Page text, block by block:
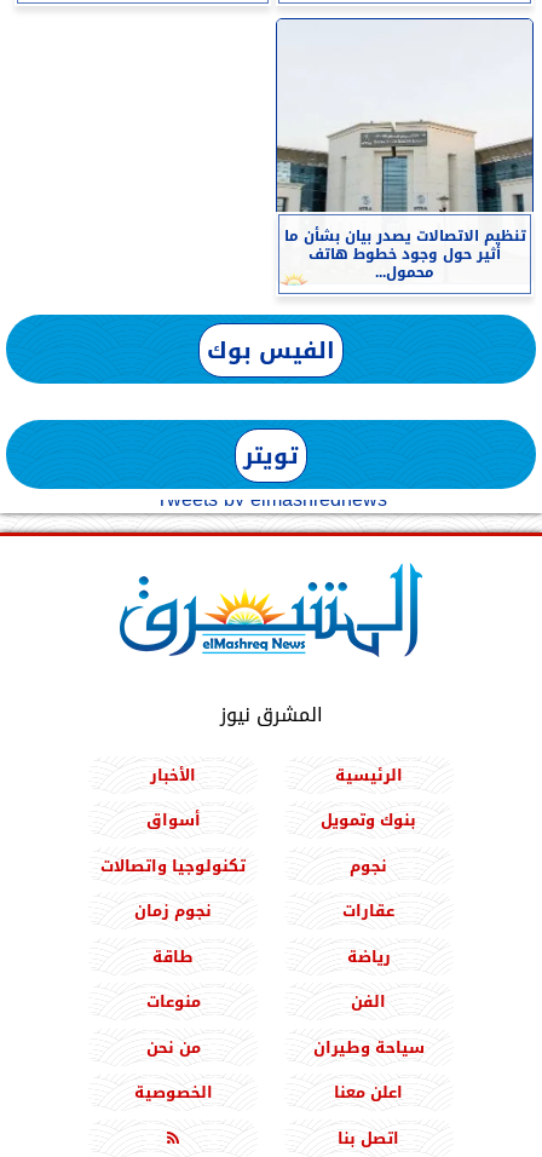
تنظيم الاتصالات يصدر بيان بشأن ما
أثير حول وجود خطوط هاتف
محمول...
الفيس بوك
تويتر
Tweets by elmashreqnews
المشرق نيوز
الرئيسية
الأخبار
بنوك وتمويل
أسواق
نجوم
تكنولوجيا واتصالات
عقارات
نجوم زمان
رياضة
طاقة
الفن
منوعات
سياحة وطيران
من نحن
اعلن معنا
الخصوصية
اتصل بنا
